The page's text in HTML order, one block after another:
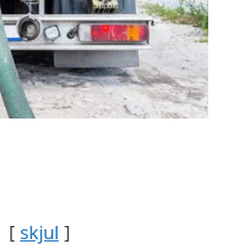
skjul